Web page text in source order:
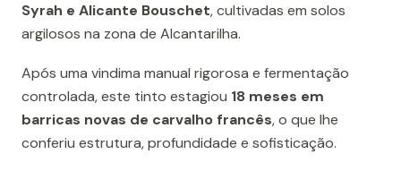
Syrah e Alicante Bouschet, cultivadas em solos
argilosos na zona de Alcantarilha.
Após uma vindima manual rigorosa e fermentação
controlada, este tinto estagiou 18 meses em
barricas novas de carvalho francês, o que lhe
conferiu estrutura, profundidade e sofisticação.